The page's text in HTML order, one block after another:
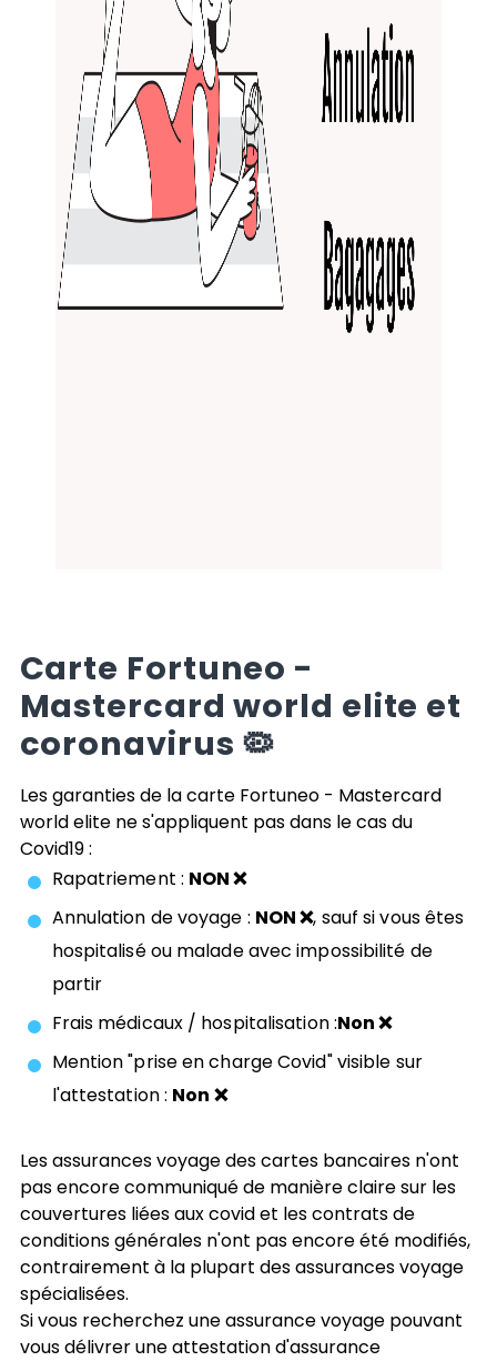
Carte Fortuneo -
Mastercard world elite et
coronavirus 🦠
Les garanties de la carte Fortuneo - Mastercard
world elitene s'appliquent pas dans le cas du
Covid19 :
Rapatriement : NON ❌
Annulation de voyage : NON ❌, sauf si vous êtes
hospitalisé ou malade avec impossibilité de
partir
Frais médicaux / hospitalisation :Non ❌
Mention "prise en charge Covid" visible sur
l'attestation : Non ❌
Les assurances voyage des cartes bancaires n'ont
pas encore communiqué de manière claire sur les
couvertures liées aux covid et les contrats de
conditions générales n'ont pas encore été modifiés,
contrairement à la plupart des assurances voyage
spécialisées.
Si vous recherchez une assurance voyage pouvant
vous délivrer une attestation d'assurance